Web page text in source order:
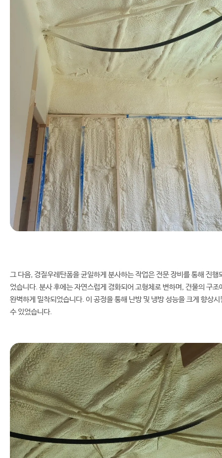
그 다음, 경질우레탄폼을 균일하게 분사하는 작업은 전문 장비를 통해 진행
었습니다. 분사 후에는 자연스럽게 경화되어 고형체로 변하며, 건물의 구조
완벽하게 밀착되었습니다. 이 공정을 통해 난방 및 냉방 성능을 크게 향상시
수 있었습니다.